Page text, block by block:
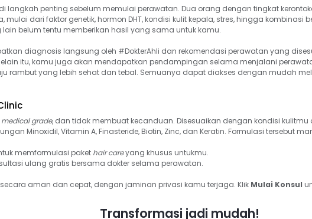
langkah penting sebelum memulai perawatan. Dua orang dengan tingkat
dari faktor genetik, hormon DHT, kondisi kulit kepala, stres, hingga kombinasi
belum tentu memberikan hasil yang sama untuk kamu.
diagnosis langsung oleh #DokterAhli dan rekomendasi perawatan yang
itu, kamu juga akan mendapatkan pendampingan selama menjalani
rambut yang lebih sehat dan tebal. Semuanya dapat diakses dengan mudah
medical grade, dan tidak membuat kecanduan. Disesuaikan dengan kondisi kulitmu
Minoxidil, Vitamin A, Finasteride, Biotin, Zinc, dan Keratin. Formulasi tersebut
memformulasi paket hair care yang khusus untukmu.
ulang gratis bersama dokter selama perawatan.
aman dan cepat, dengan jaminan privasi kamu terjaga. Klik Mulai Konsul
Transformasi jadi mudah!